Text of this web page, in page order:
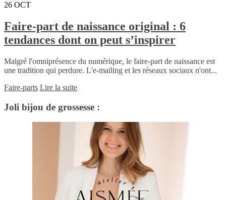
26 OCT
Faire-part de naissance original : 6
tendances dont on peut s’inspirer
Malgré l'omniprésence du numérique, le faire-part de naissance est
une tradition qui perdure. L'e-mailing et les réseaux sociaux n'ont...
Faire-parts Lire la suite
Joli bijou de grossesse :